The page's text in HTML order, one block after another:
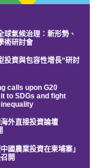
球氣候治理：新形勢、
術研討會
投資與包容性增長”研討
calls upon G20
to SDGs and fight
外直接投資論壇
國農業投資在柬埔寨」
開